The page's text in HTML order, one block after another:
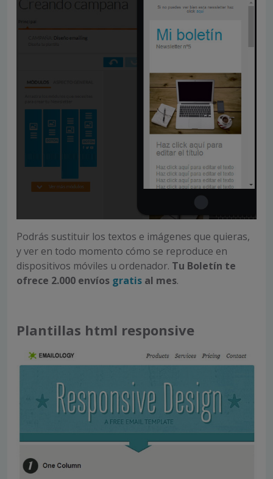
Podrás sustituir los textos e imágenes que quieras,
y ver en todo momento cómo se reproduce en
dispositivos móviles u ordenador. Tu Boletín te
ofrece 2.000 envíos gratis al mes.
Plantillas html responsive